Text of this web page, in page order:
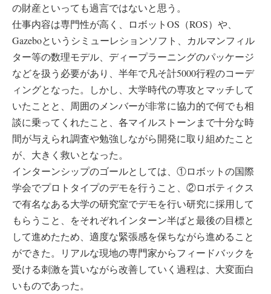
の財産といっても過言ではないと思う。
仕事内容は専門性が高く、ロボットOS（ROS）や、
Gazeboというシミューレションソフト、カルマンフィル
ター等の数理モデル、ディープラーニングのパッケージ
などを扱う必要があり、半年で凡そ計5000行程のコーデ
ィングとなった。しかし、大学時代の専攻とマッチして
いたことと、周囲のメンバーが非常に協力的で何でも相
談に乗ってくれたこと、各マイルストーンまで十分な時
間が与えられ調査や勉強しながら開発に取り組めたこと
が、大きく救いとなった。
インターンシップのゴールとしては、①ロボットの国際
学会でプロトタイプのデモを行うこと、②ロボティクス
で有名なある大学の研究室でデモを行い研究に採用して
もらうこと、をそれぞれインターン半ばと最後の目標と
して進めたため、適度な緊張感を保ちながら進めること
ができた。リアルな現地の専門家からフィードバックを
受ける刺激を貰いながら改善していく過程は、大変面白
いものであった。